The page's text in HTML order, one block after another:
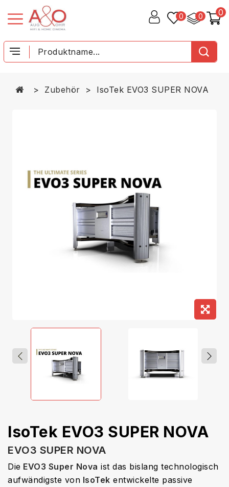
0
0
0
Zubehör IsoTek EVO3 SUPER NOVA
IsoTek EVO3 SUPER NOVA
EVO3 SUPER NOVA
Die EVO3 Super Nova ist das bislang technologisch
aufwändigste von IsoTek entwickelte passive